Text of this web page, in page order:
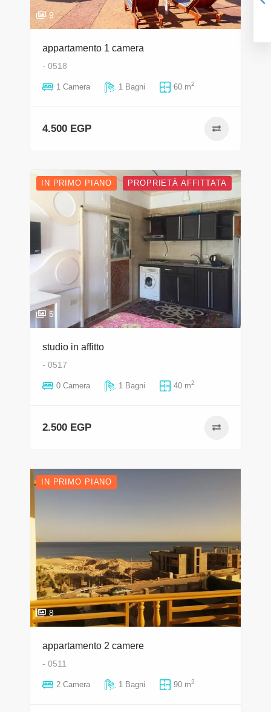
9
appartamento 1 camera
- 0518
1 Camera 1 Bagni 60 m2
4.500 EGP
IN PRIMO PIANO PROPRIETÀ AFFITTATA
5
studio in affitto
- 0517
0 Camera 1 Bagni 40 m2
2.500 EGP
IN PRIMO PIANO
8
appartamento 2 camere
- 0511
2 Camera 1 Bagni 90 m2